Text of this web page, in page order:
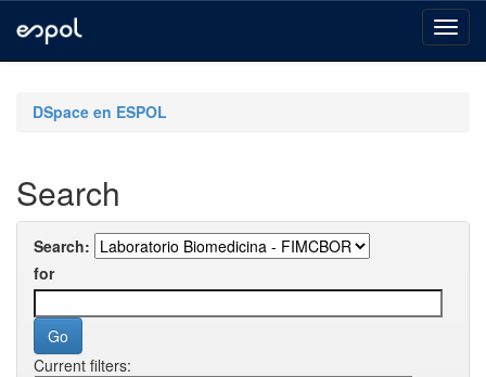
navigationDSpace en ESPOL
Search
Search:
for
Current filters: